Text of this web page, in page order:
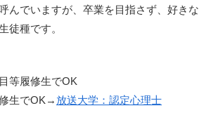
んでいますが、卒業を目指さず、好きな
徒種です。
等履修生でOK
生でOK→ 放送大学：認定心理士